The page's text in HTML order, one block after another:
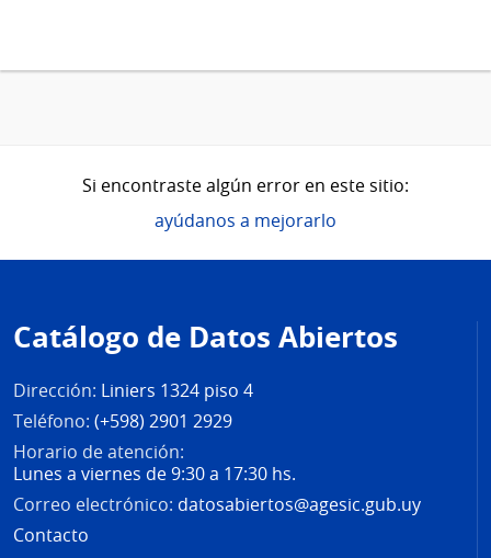
Si encontraste algún error en este sitio:
ayúdanos a mejorarlo
de
página
Catálogo de Datos Abiertos
Dirección: Liniers 1324 piso 4
Teléfono: (+598) 2901 2929
Horario de atención:
Lunes a viernes de 9:30 a 17:30 hs.
Correo electrónico: datosabiertos@agesic.gub.uy
Contacto